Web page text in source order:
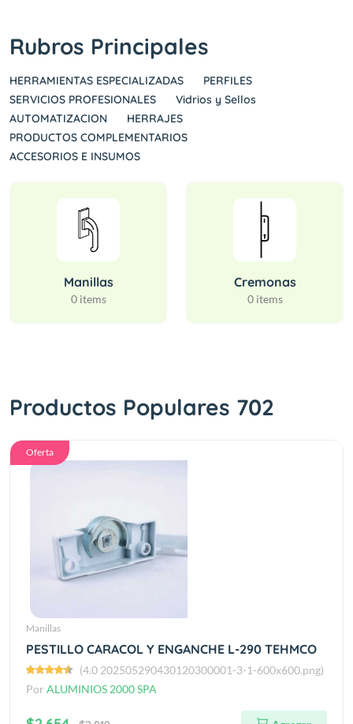
Rubros Principales
HERRAMIENTAS ESPECIALIZADAS
PERFILES
SERVICIOS PROFESIONALES
Vidrios y Sellos
AUTOMATIZACION
HERRAJES
PRODUCTOS COMPLEMENTARIOS
ACCESORIOS E INSUMOS
Manillas
0 items
Cremonas
0 items
Productos Populares 702
Oferta
Manillas
PESTILLO CARACOL Y ENGANCHE L-290 TEHMCO
(4.0 202505290430120300001-3-1-600x600.png)
Por ALUMINIOS 2000 SPA